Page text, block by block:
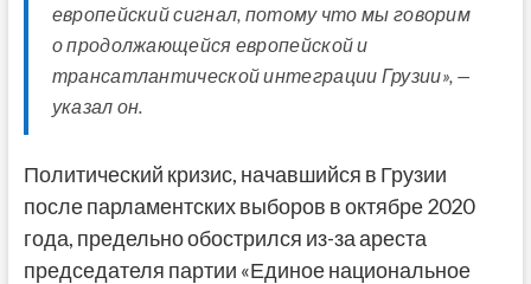
европейский сигнал, потому что мы говорим
о продолжающейся европейской и
трансатлантической интеграции Грузии», —
указал он.
Политический кризис, начавшийся в Грузии
после парламентских выборов в октябре 2020
года, предельно обострился из-за ареста
председателя партии «Единое национальное